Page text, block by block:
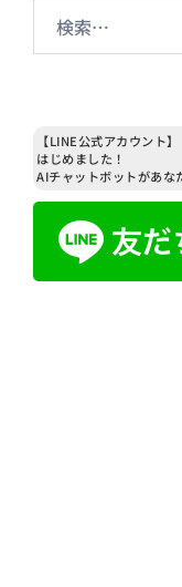
索:
【LINE公式アカウント】
はじめました！
AIチャットボットがあな